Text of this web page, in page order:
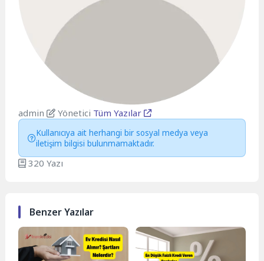
admin Yönetici Tüm Yazılar
Kullanıcıya ait herhangi bir sosyal medya veya
iletişim bilgisi bulunmamaktadır.
320 Yazı
Benzer Yazılar